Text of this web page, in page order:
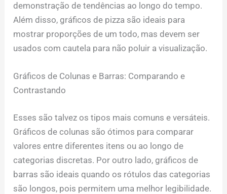
demonstração de tendências ao longo do tempo.
Além disso, gráficos de pizza são ideais para
mostrar proporções de um todo, mas devem ser
usados com cautela para não poluir a visualização.
Gráficos de Colunas e Barras: Comparando e
Contrastando
Esses são talvez os tipos mais comuns e versáteis.
Gráficos de colunas são ótimos para comparar
valores entre diferentes itens ou ao longo de
categorias discretas. Por outro lado, gráficos de
barras são ideais quando os rótulos das categorias
são longos, pois permitem uma melhor legibilidade.